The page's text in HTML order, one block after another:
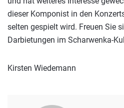
dieser Komponist in den
selten gespielt wird. Freuen Sie
Darbietungen im Scharwenka-
Kirsten Wiedemann